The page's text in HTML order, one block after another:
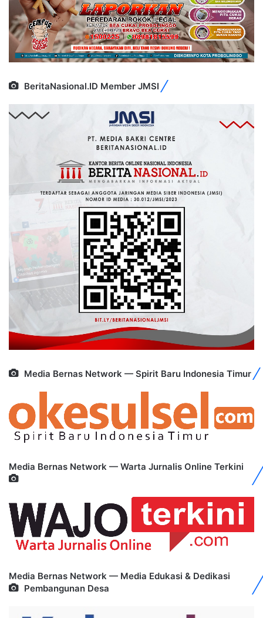
BeritaNasional.ID Member JMSI
Media Bernas Network — Spirit Baru Indonesia Timur
Media Bernas Network — Warta Jurnalis Online Terkini
Media Bernas Network — Media Edukasi & Dedikasi
Pembangunan Desa